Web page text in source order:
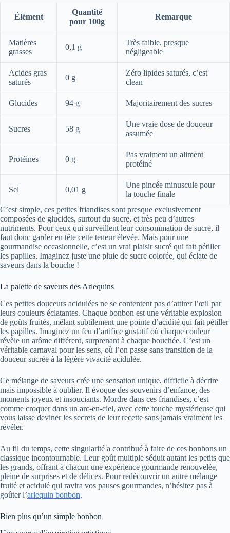
Élément
Quantité
pour 100g
Remarque
Matières
grasses
0,1 g
Très faible, presque
négligeable
Acides gras
saturés
0 g
Zéro lipides saturés, c’est
clean
Glucides 94 g Majoritairement des sucres
Sucres 58 g
Une vraie dose de douceur
assumée
Protéines 0 g
Pas vraiment un aliment
protéiné
Sel 0,01 g
Une pincée minuscule pour
la touche finale
C’est simple, ces petites friandises sont presque exclusivement
composées de glucides, surtout du sucre, et très peu d’autres
nutriments. Pour ceux qui surveillent leur consommation de sucre, il
faut donc garder en tête cette teneur élevée. Mais pour une
gourmandise occasionnelle, c’est un vrai plaisir sucré qui fait pétiller
les papilles. Imaginez juste une pluie de sucre colorée, qui éclate de
saveurs dans la bouche !
La palette de saveurs des Arlequins
Ces petites douceurs acidulées ne se contentent pas d’attirer l’œil par
leurs couleurs éclatantes. Chaque bonbon est une véritable explosion
de goûts fruités, mêlant subtilement une pointe d’acidité qui fait pétiller
les papilles. Imaginez un feu d’artifice gustatif où chaque couleur
révèle un arôme différent, surprenant à chaque bouchée. C’est un
véritable carnaval pour les sens, où l’on passe sans transition de la
douceur sucrée à la légère vivacité acidulée.
Ce mélange de saveurs crée une sensation unique, difficile à décrire
mais impossible à oublier. Il évoque des souvenirs d’enfance, des
moments joyeux et insouciants. Mordre dans ces friandises, c’est
comme croquer dans un arc-en-ciel, avec cette touche mystérieuse qui
vous laisse deviner les secrets de leur recette sans jamais vraiment les
révéler.
Au fil du temps, cette singularité a contribué à faire de ces bonbons un
classique incontournable. Leur goût multiple séduit autant les petits que
les grands, offrant à chacun une expérience gourmande renouvelée,
pleine de surprises et de délices. Pour redécouvrir un autre mélange
fruité et acidulé qui ravira vos pauses gourmandes, n’hésitez pas à
goûter l’arlequin bonbon.
Bien plus qu’un simple bonbon